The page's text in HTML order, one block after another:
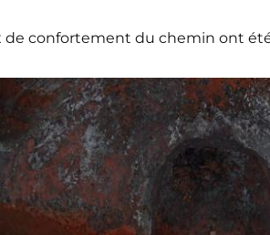
de confortement du chemin ont